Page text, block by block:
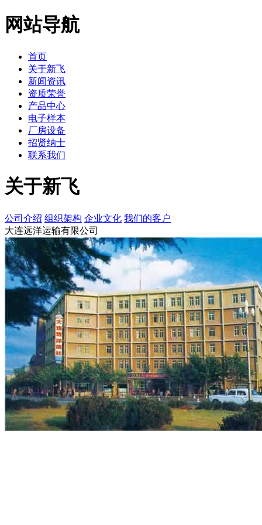
网站导航
首页
关于新飞
新闻资讯
资质荣誉
产品中心
电子样本
厂房设备
招贤纳士
联系我们
关于新飞
公司介绍 组织架构 企业文化 我们的客户
大连远洋运输有限公司